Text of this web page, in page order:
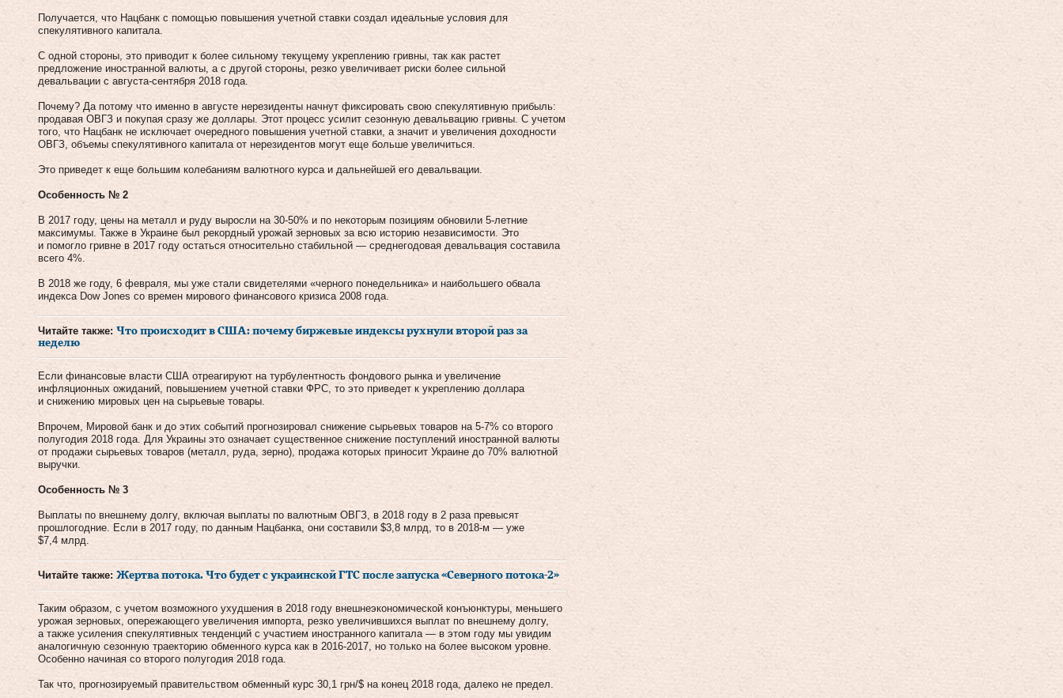
Получается, что Нацбанк с помощью повышения учетной ставки создал идеальные условия для
спекулятивного капитала.
С одной стороны, это приводит к более сильному текущему укреплению гривны, так как растет
предложение иностранной валюты, а с другой стороны, резко увеличивает риски более сильной
девальвации с августа-сентября 2018 года.
Почему? Да потому что именно в августе нерезиденты начнут фиксировать свою спекулятивную прибыль:
продавая ОВГЗ и покупая сразу же доллары. Этот процесс усилит сезонную девальвацию гривны. С учетом
того, что Нацбанк не исключает очередного повышения учетной ставки, а значит и увеличения доходности
ОВГЗ, объемы спекулятивного капитала от нерезидентов могут еще больше увеличиться.
Это приведет к еще большим колебаниям валютного курса и дальнейшей его девальвации.
Особенность № 2
В 2017 году, цены на металл и руду выросли на 30-50% и по некоторым позициям обновили 5-летние
максимумы. Также в Украине был рекордный урожай зерновых за всю историю независимости. Это
и помогло гривне в 2017 году остаться относительно стабильной — среднегодовая девальвация составила
всего 4%.
В 2018 же году, 6 февраля, мы уже стали свидетелями «черного понедельника» и наибольшего обвала
индекса Dow Jones со времен мирового финансового кризиса 2008 года.
Читайте также: Что происходит в США: почему биржевые индексы рухнули второй раз за
неделю
Если финансовые власти США отреагируют на турбулентность фондового рынка и увеличение
инфляционных ожиданий, повышением учетной ставки ФРС, то это приведет к укреплению доллара
и снижению мировых цен на сырьевые товары.
Впрочем, Мировой банк и до этих событий прогнозировал снижение сырьевых товаров на 5-7% со второго
полугодия 2018 года. Для Украины это означает существенное снижение поступлений иностранной валюты
от продажи сырьевых товаров (металл, руда, зерно), продажа которых приносит Украине до 70% валютной
выручки.
Особенность № 3
Выплаты по внешнему долгу, включая выплаты по валютным ОВГЗ, в 2018 году в 2 раза превысят
прошлогодние. Если в 2017 году, по данным Нацбанка, они составили $3,8 млрд, то в 2018-м — уже
$7,4 млрд.
Читайте также: Жертва потока. Что будет с украинской ГТС после запуска «Северного потока-2»
Таким образом, с учетом возможного ухудшения в 2018 году внешнеэкономической конъюнктуры, меньшего
урожая зерновых, опережающего увеличения импорта, резко увеличившихся выплат по внешнему долгу,
а также усиления спекулятивных тенденций с участием иностранного капитала — в этом году мы увидим
аналогичную сезонную траекторию обменного курса как в 2016-2017, но только на более высоком уровне.
Особенно начиная со второго полугодия 2018 года.
Так что, прогнозируемый правительством обменный курс 30,1 грн/$ на конец 2018 года, далеко не предел.